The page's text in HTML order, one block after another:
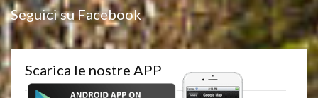
Seguici su Facebook
Scarica le nostre APP